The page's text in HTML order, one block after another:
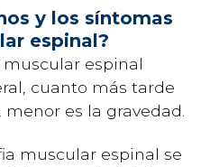
y los síntomas
espinal?
muscular espinal
cuanto más tarde
es la gravedad.
muscular espinal se